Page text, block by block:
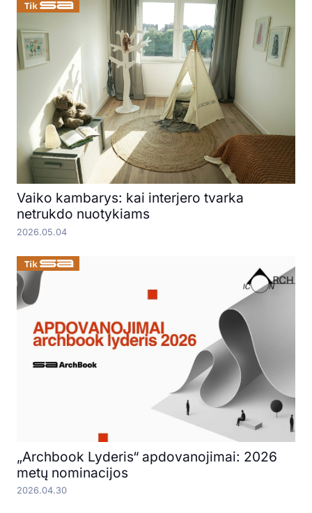
Vaiko kambarys: kai interjero tvarka
netrukdo nuotykiams
2026.05.04
„Archbook Lyderis“ apdovanojimai: 2026
metų nominacijos
2026.04.30